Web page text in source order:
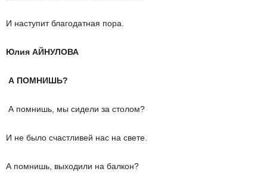
И наступит благодатная пора.
Юлия АЙНУЛОВА
А ПОМНИШЬ?
А помнишь, мы сидели за столом?
И не было счастливей нас на свете.
А помнишь, выходили на балкон?